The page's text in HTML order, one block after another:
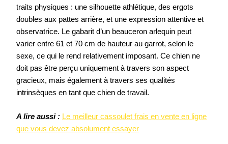
traits physiques : une silhouette athlétique, des ergots
doubles aux pattes arrière, et une expression attentive et
observatrice. Le gabarit d’un beauceron arlequin peut
varier entre 61 et 70 cm de hauteur au garrot, selon le
sexe, ce qui le rend relativement imposant. Ce chien ne
doit pas être perçu uniquement à travers son aspect
gracieux, mais également à travers ses qualités
intrinsèques en tant que chien de travail.
A lire aussi : Le meilleur cassoulet frais en vente en ligne
que vous devez absolument essayer